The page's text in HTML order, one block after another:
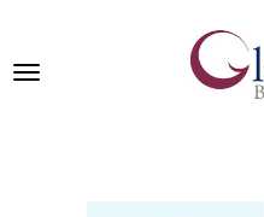
Ville de